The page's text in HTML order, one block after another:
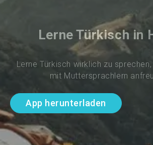
Lerne Türkisch in
Lerne Türkisch wirklich zu
mit Muttersprachlern
App herunterladen